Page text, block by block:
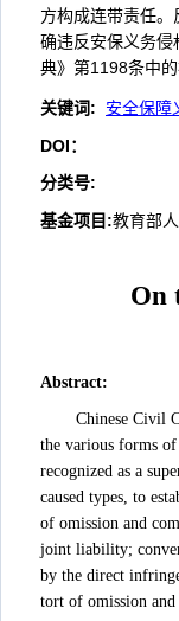
方构成连带责任
确违反安保义务
典》第1198条中
关键词:
安全保障
DOI：
分类号:
基金项目:教育部
On
Abstract:
Chinese Civil
the various forms
recognized as a
caused types, to
of omission and
joint liability;
by the direct
tort of omission